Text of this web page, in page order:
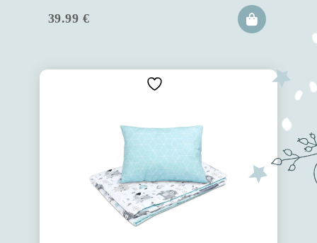
39.99 €